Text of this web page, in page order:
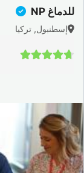
للدماغ NP
إسطنبول, تركيا